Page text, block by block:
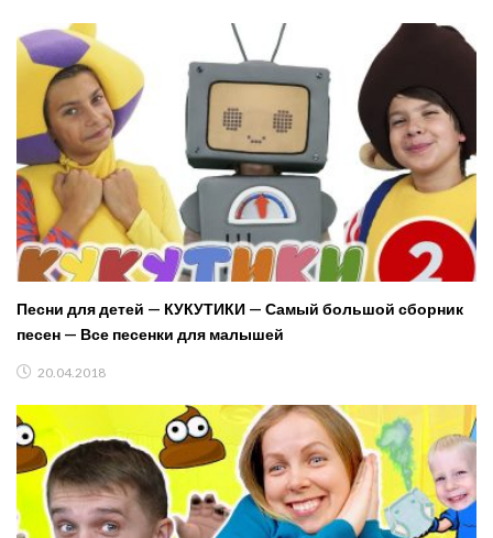
Песни для детей — КУКУТИКИ — Самый большой сборник
песен — Все песенки для малышей
20.04.2018